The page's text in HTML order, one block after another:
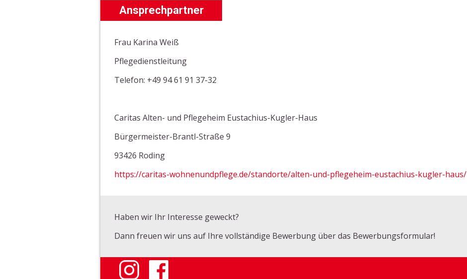
Ansprechpartner
Frau Karina Weiß
Pflegedienstleitung
Telefon: +49 94 61 91 37-32
Caritas Alten- und Pflegeheim Eustachius-Kugler-Haus
Bürgermeister-Brantl-Straße 9
93426 Roding
https://caritas-wohnenundpflege.de/standorte/alten-und-pflegeheim-eustachius-kugler-haus/
Haben wir Ihr Interesse geweckt?
Dann freuen wir uns auf Ihre vollständige Bewerbung über das Bewerbungsformular!